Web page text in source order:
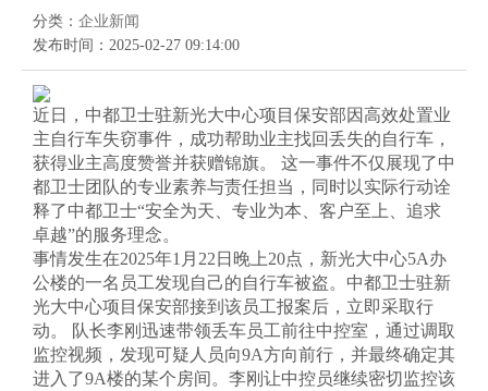
资质
荣誉

护卫

安防

服务

安保
检查

护卫
安防

新闻
新闻


纳士

建议
分类： 企业新闻
发布时间： 2025-02-27 09:14:00
近日，中都卫士驻新光大中心项目保安部因高效处置业
主自行车失窃事件，成功帮助业主找回丢失的自行车，
获得业主高度赞誉并获赠锦旗。 这一事件不仅展现了中
都卫士团队的专业素养与责任担当，同时以实际行动诠
释了中都卫士“安全为天、专业为本、客户至上、追求
卓越”的服务理念。
事情发生在2025年1月22日晚上20点，新光大中心5A办
公楼的一名员工发现自己的自行车被盗。中都卫士驻新
光大中心项目保安部接到该员工报案后，立即采取行
动。 队长李刚迅速带领丢车员工前往中控室，通过调取
监控视频，发现可疑人员向9A方向前行，并最终确定其
进入了9A楼的某个房间。李刚让中控员继续密切监控该